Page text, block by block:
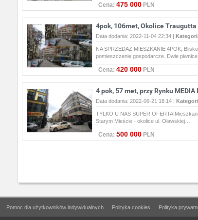
Cena: 475 000PLN
4pok, 106met, Okolice Traugutta
Data dodania: 2022-11-04 22:34 |
NA SPRZEDAŻ MIESZKANIE 4POK,
pomieszczenie gospodarcze. Dwie
Cena: 420 000PLN
4 pok, 57 met, przy Rynku MEDIA
Data dodania: 2022-06-21 18:14 |
TYLKO U NAS SUPER
Starym Mieście - okolice ul. Oławskiej…
Cena: 500 000PLN
Pomoc dla użytkowników indywidualnych Polityka cookies Polityka